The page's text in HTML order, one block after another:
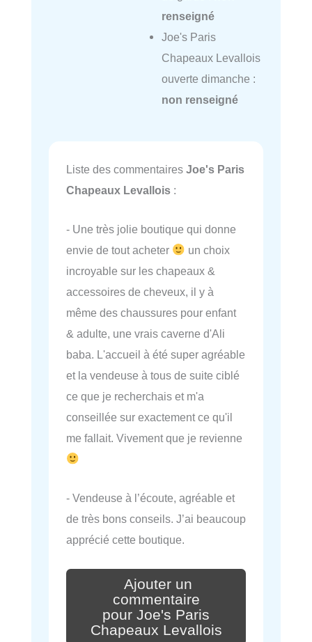
renseigné
Joe's Paris
Chapeaux Levallois
ouverte dimanche :
non renseigné
Liste des commentaires Joe's Paris
Chapeaux Levallois :
- Une très jolie boutique qui donne
envie de tout acheter
un choix
incroyable sur les chapeaux &
accessoires de cheveux, il y à
même des chaussures pour enfant
& adulte, une vrais caverne d'Ali
baba. L'accueil à été super agréable
et la vendeuse à tous de suite ciblé
ce que je recherchais et m'a
conseillée sur exactement ce qu'il
me fallait. Vivement que je revienne
- Vendeuse à l’écoute, agréable et
de très bons conseils. J’ai beaucoup
apprécié cette boutique.
Ajouter un
commentaire
pour Joe's Paris
Chapeaux Levallois